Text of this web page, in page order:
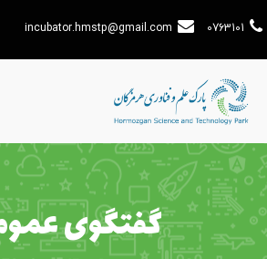
0763101
incubator.hmstp@gmail.com
گفتگوی